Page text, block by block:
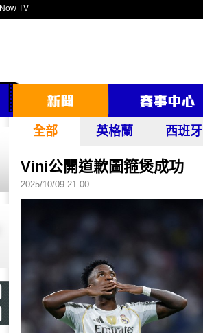
Now TV
全部 英格蘭 西班牙
Vini公開道歉圖箍煲成功
2025/10/09 21:00